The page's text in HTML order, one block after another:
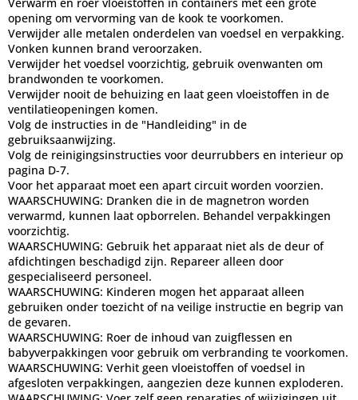
opening om vervorming van de kook te voorkomen.
Verwijder alle metalen onderdelen van voedsel en verpakking.
Vonken kunnen brand veroorzaken.
Verwijder het voedsel voorzichtig, gebruik ovenwanten om
brandwonden te voorkomen.
Verwijder nooit de behuizing en laat geen vloeistoffen in de
ventilatieopeningen komen.
Volg de instructies in de "Handleiding" in de
gebruiksaanwijzing.
Volg de reinigingsinstructies voor deurrubbers en interieur op
pagina D-7.
Voor het apparaat moet een apart circuit worden voorzien.
WAARSCHUWING: Dranken die in de magnetron worden
verwarmd, kunnen laat opborrelen. Behandel verpakkingen
voorzichtig.
WAARSCHUWING: Gebruik het apparaat niet als de deur of
afdichtingen beschadigd zijn. Repareer alleen door
gespecialiseerd personeel.
WAARSCHUWING: Kinderen mogen het apparaat alleen
gebruiken onder toezicht of na veilige instructie en begrip van
de gevaren.
WAARSCHUWING: Roer de inhoud van zuigflessen en
babyverpakkingen voor gebruik om verbranding te voorkomen.
WAARSCHUWING: Verhit geen vloeistoffen of voedsel in
afgesloten verpakkingen, aangezien deze kunnen exploderen.